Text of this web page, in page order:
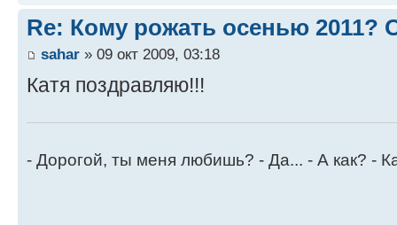
Re: Кому рожать осенью 2011?
sahar » 09 окт 2009, 03:18
Катя поздравляю!!!
- Дорогой, ты меня любишь? - Да... - А как? -